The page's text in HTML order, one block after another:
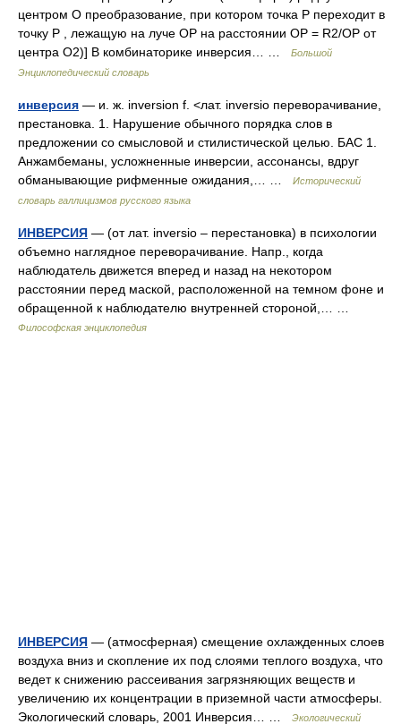
центром О преобразование, при котором точка Р переходит в
точку Р , лежащую на луче ОР на расстоянии ОР = R2/ОР от
центра О2)] В комбинаторике инверсия… …
Большой
Энциклопедический словарь
инверсия — и. ж. inversion f. <лат. inversio переворачивание,
престановка. 1. Нарушение обычного порядка слов в
предложении со смысловой и стилистической целью. БАС 1.
Анжамбеманы, усложненные инверсии, ассонансы, вдруг
обманывающие рифменные ожидания,… …
Исторический
словарь галлицизмов русского языка
ИНВЕРСИЯ — (от лат. inversio – перестановка) в психологии
объемно наглядное переворачивание. Напр., когда
наблюдатель движется вперед и назад на некотором
расстоянии перед маской, расположенной на темном фоне и
обращенной к наблюдателю внутренней стороной,… …
Философская энциклопедия
ИНВЕРСИЯ — (атмосферная) смещение охлажденных слоев
воздуха вниз и скопление их под слоями теплого воздуха, что
ведет к снижению рассеивания загрязняющих веществ и
увеличению их концентрации в приземной части атмосферы.
Экологический словарь, 2001 Инверсия… …
Экологический